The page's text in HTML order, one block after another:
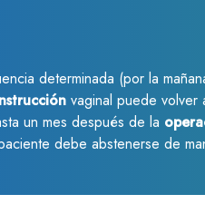
determinada (por la
vaginal puede volver
un mes después de la
debe abstenerse de